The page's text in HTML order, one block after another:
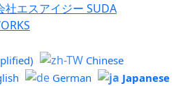
Chinese
German Japanese